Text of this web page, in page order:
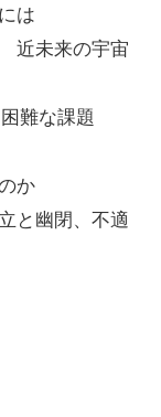
は
近未来の宇宙
難な課題
か
と幽閉、不適